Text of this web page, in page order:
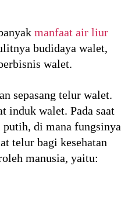
manfaat air liur
budidaya walet,
walet.
sepasang telur walet.
induk walet. Pada saat
di mana fungsinya
telur bagi kesehatan
manusia, yaitu: